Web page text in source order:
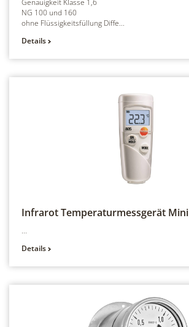
Genauigkeit Klasse 1,6
NG 100 und 160
ohne Flüssigkeitsfüllung Diffe...
Details
Infrarot Temperaturmessgerät Mini
...
Details